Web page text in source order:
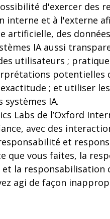
d'exercer des
interne et à l'externe
artificielle, des
IA aussi
utilisateurs ;
potentielles
; et utiliser
systèmes IA.
Labs de l’Oxford
avec des
et
que vous faites, la
la responsabilisation
agi de façon